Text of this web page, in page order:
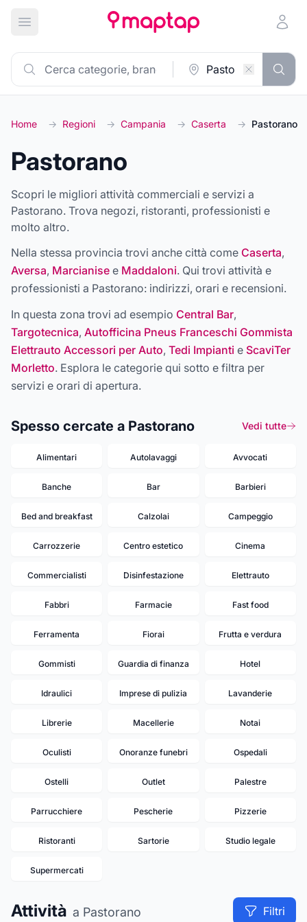
Apri menu principale
Home → Regioni → Campania → Caserta → Pastorano
Pastorano
Scopri le migliori attività commerciali e servizi a
Pastorano. Trova negozi, ristoranti, professionisti e
molto altro.
Nella stessa provincia trovi anche città come Caserta,
Aversa, Marcianise e Maddaloni. Qui trovi attività e
professionisti a Pastorano: indirizzi, orari e recensioni.
In questa zona trovi ad esempio Central Bar,
Targotecnica, Autofficina Pneus Franceschi Gommista
Elettrauto Accessori per Auto, Tedi Impianti e ScaviTer
Morletto. Esplora le categorie qui sotto e filtra per
servizi e orari di apertura.
Spesso cercate a Pastorano Vedi tutte
Alimentari Autolavaggi Avvocati
Banche Bar Barbieri
Bed and breakfast Calzolai Campeggio
Carrozzerie Centro estetico Cinema
Commercialisti Disinfestazione Elettrauto
Fabbri Farmacie Fast food
Ferramenta Fiorai Frutta e verdura
Gommisti Guardia di finanza Hotel
Idraulici Imprese di pulizia Lavanderie
Librerie Macellerie Notai
Oculisti Onoranze funebri Ospedali
Ostelli Outlet Palestre
Parrucchiere Pescherie Pizzerie
Ristoranti Sartorie Studio legale
Supermercati
Attività a Pastorano Filtri